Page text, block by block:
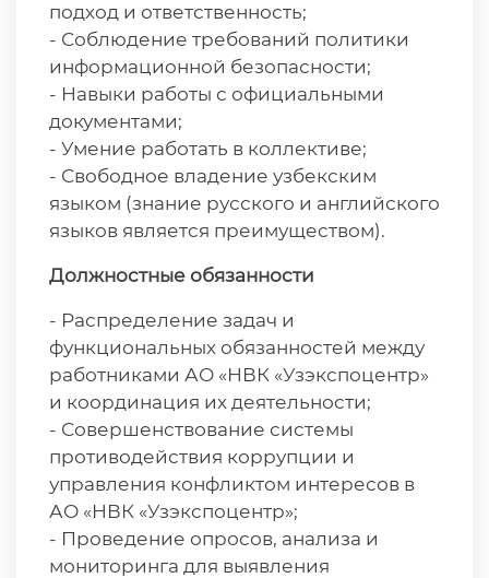
подход и ответственность;
- Соблюдение требований политики
информационной безопасности;
- Навыки работы с официальными
документами;
- Умение работать в коллективе;
- Свободное владение узбекским
языком (знание русского и английского
языков является преимуществом).
Должностные обязанности
- Распределение задач и
функциональных обязанностей между
работниками АО «НВК «Узэкспоцентр»
и координация их деятельности;
- Совершенствование системы
противодействия коррупции и
управления конфликтом интересов в
АО «НВК «Узэкспоцентр»;
- Проведение опросов, анализа и
мониторинга для выявления